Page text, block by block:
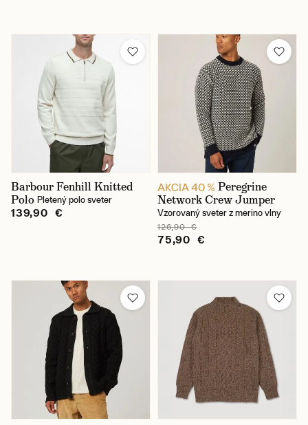
Barbour Fenhill Knitted
Polo Pletený polo sveter
139,90 €
AKCIA 40 % Peregrine
Network Crew Jumper
Vzorovaný sveter z merino vlny
126,90 €
75,90 €